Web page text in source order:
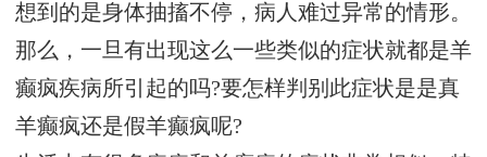
想到的是身体抽搐不停，病人难过异常的情形。
那么，一旦有出现这么一些类似的症状就都是羊
癫疯疾病所引起的吗?要怎样判别此症状是是真
羊癫疯还是假羊癫疯呢?